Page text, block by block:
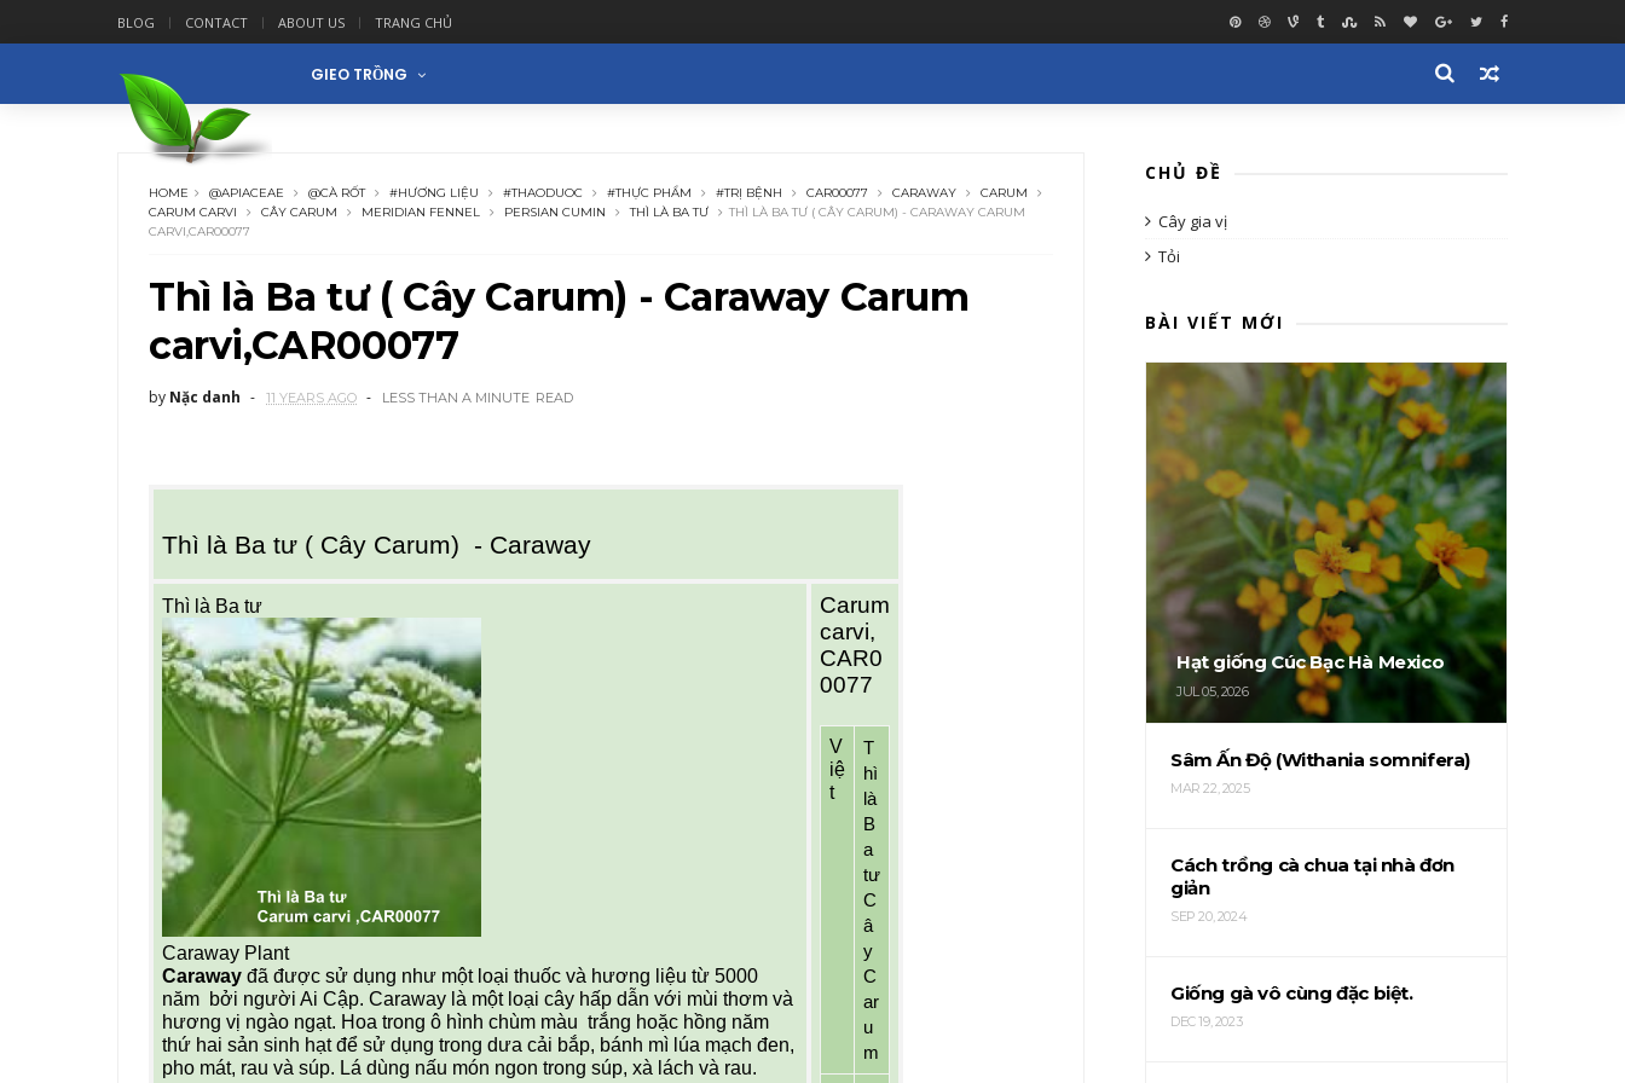
BLOG CONTACT ABOUT US TRANG CHỦ
GIEO TRỒNG
HOME @APIACEAE @CÀ RỐT #HƯƠNG LIỆU #THAODUOC #THỰC PHẨM #TRỊ BỆNH CAR00077 CARAWAY
CARUM
CARUM CARVI
CÂY CARUM MERIDIAN FENNEL PERSIAN CUMIN THÌ LÀ BA TƯ
THÌ LÀ BA TƯ ( CÂY CARUM) - CARAWAY CARUM
CARVI,CAR00077
Thì là Ba tư ( Cây Carum) - Caraway Carum
carvi,CAR00077
by Nặc danh 11 YEARS AGO LESS THAN A MINUTE READ
Thì là Ba tư ( Cây Carum)  - Caraway
Thì là Ba tư
Caraway Plant
Caraway đã được sử dụng như một loại thuốc và hương liệu từ 5000
năm  bởi người Ai Cập. Caraway là một loại cây hấp dẫn với mùi thơm và
hương vị ngào ngạt. Hoa trong ô hình chùm màu  trắng hoặc hồng năm
thứ hai sản sinh hạt để sử dụng trong dưa cải bắp, bánh mì lúa mạch đen,
pho mát, rau và súp. Lá dùng nấu món ngon trong súp, xà lách và rau.
Carum
carvi,
CAR0
0077
V
iệ
t
T
hì
là
B
a
C
â
y
C
ar
u
m
CHỦ ĐỀ
Cây gia vị
Tỏi
BÀI VIẾT MỚI
Hạt giống Cúc Bạc Hà Mexico
JUL 05, 2026
Sâm Ấn Độ (Withania somnifera)
MAR 22, 2025
Cách trồng cà chua tại nhà đơn
giản
SEP 20, 2024
Giống gà vô cùng đặc biệt.
DEC 19, 2023